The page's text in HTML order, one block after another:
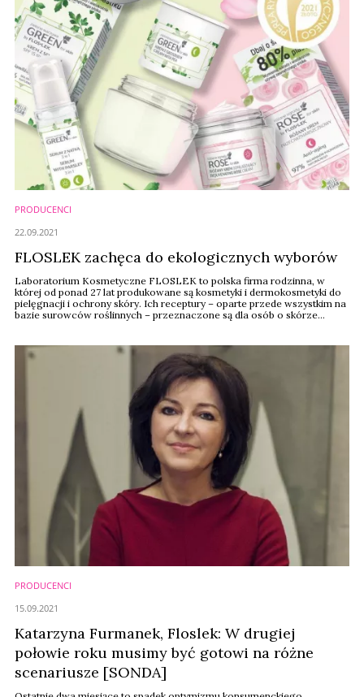
PRODUCENCI
FLOSLEK zachęca do ekologicznych wyborów
Laboratorium Kosmetyczne FLOSLEK to polska firma rodzinna, w
której od ponad 27 lat produkowane są kosmetyki i dermokosmetyki do
pielęgnacji i ochrony skóry. Ich receptury – oparte przede wszystkim na
bazie surowców roślinnych – przeznaczone są dla osób o skórze
przyjazne dla środowiska zachęcają ...
22.09.2021
PRODUCENCI
Katarzyna Furmanek, Floslek: W drugiej
połowie roku musimy być gotowi na różne
scenariusze [SONDA]
15.09.2021